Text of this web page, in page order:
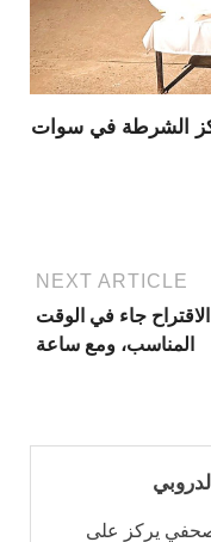
مركز الشرطة في سوات
NEXT ARTICLE
جاء في الوقت
المناسب، ومع ساعة
يركز على